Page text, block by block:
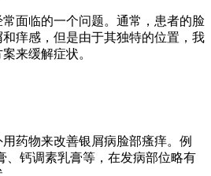
面临的一个问题。通常，患者的脸
和痒感，但是由于其独特的位置，我
来缓解症状。
药物来改善银屑病脸部瘙痒。例
、钙调素乳膏等，在发病部位略有